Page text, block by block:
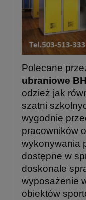
Polecane
ubraniowe
odzież jak
szatni
wygodnie
pracowników
wykonywania
dostępne w
doskonale
wyposażenie
obiektów